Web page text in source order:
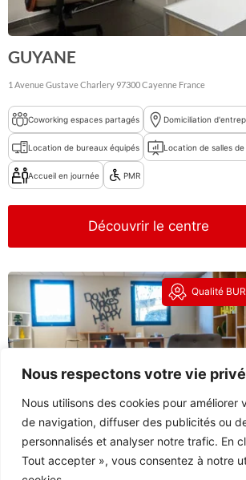
Nous respectons votre vie
Nous utilisons des cookies pour améliorer
de navigation, diffuser des publicités ou
personnalisés et analyser notre trafic. En
Tout accepter », vous consentez à notre
GUYANE
1 Avenue Gustave Charlery 97300Cayenne France
Coworking espaces partagés Domiciliation
Location de bureaux équipés Location de salles de
Accueil en journée PMR
Découvrir le centre
Qualité
LE MANS – BUREAUX &
RÉUNION